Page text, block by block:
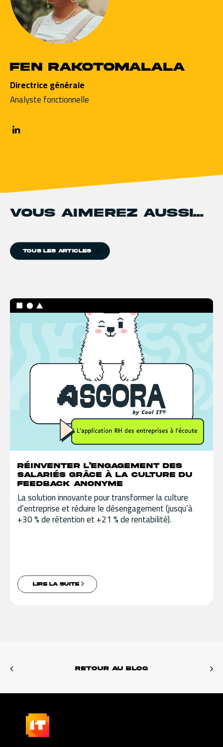
Fen Rakotomalala
Directrice générale
Analyste fonctionnelle
VOUS AIMEREZ AUSSI...
TOUS LES ARTICLES
Réinventer l’engagement des
salariés grâce à la culture du
feedback anonyme
La solution innovante pour transformer la culture
d’entreprise et réduire le désengagement (jusqu’à
+30 % de rétention et +21 % de rentabilité).
LIRE LA SUITE
RETOUR AU BLOG